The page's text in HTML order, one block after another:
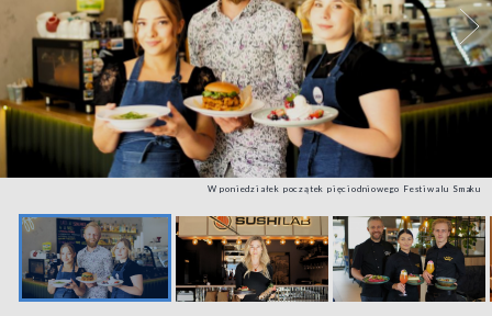
W poniedziałek początek pięciodniowego Festiwalu Smaku